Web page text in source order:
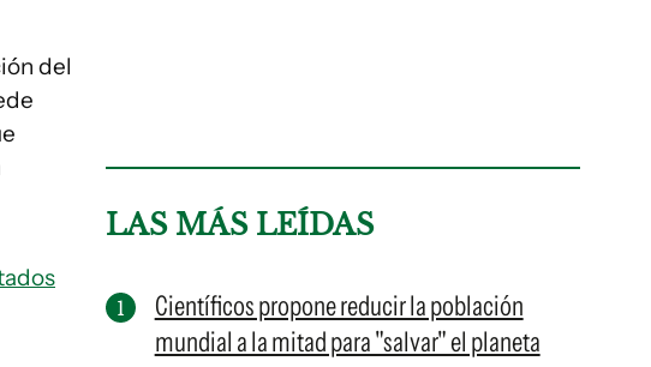
del
LAS MÁS LEÍDAS
Científicos propone reducir la población
mundial a la mitad para "salvar" el planeta